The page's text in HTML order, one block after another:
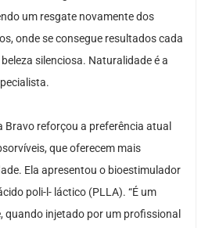
um resgate novamente dos
onde se consegue resultados cada
silenciosa. Naturalidade é a
reforçou a preferência atual
que oferecem mais
Ela apresentou o bioestimulador
poli-l- láctico (PLLA). “É um
injetado por um profissional